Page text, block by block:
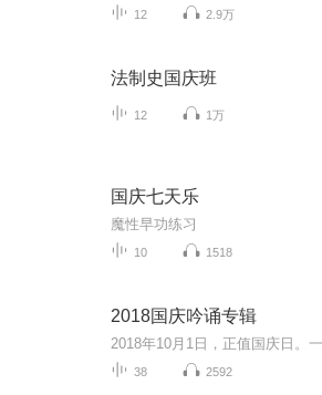
12 2.9万
法制史国庆班
12 1万
国庆七天乐
魔性早功练习
10 1518
2018国庆吟诵专辑
38 2592